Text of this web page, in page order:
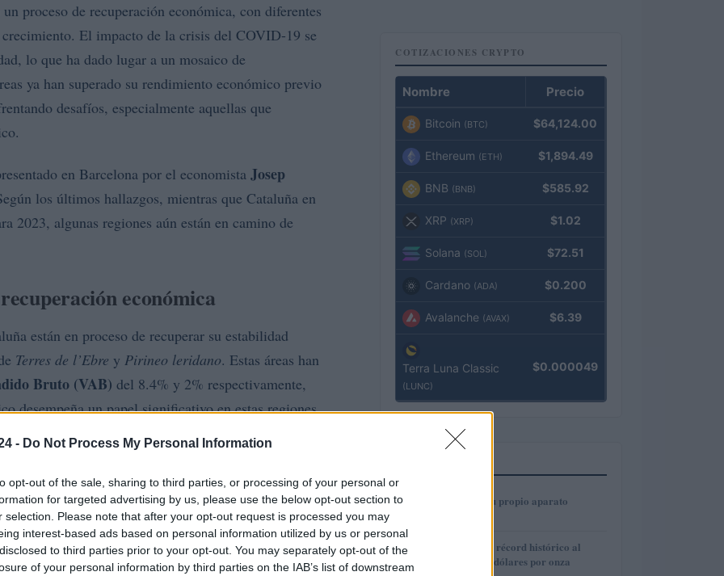
- Do Not Process My Personal Information
opt-out of the sale, sharing to third parties, or processing of your personal or
for targeted advertising by us, please use the below opt-out section to
selection. Please note that after your opt-out request is processed you may
interest-based ads based on personal information utilized by us or personal
to third parties prior to your opt-out. You may separately opt-out of the
of your personal information by third parties on the IAB’s list of downstream
un proceso de recuperación económica, con diferentes
El impacto de la crisis del COVID-19 se
lo que ha dado lugar a un mosaico de
ya han superado su rendimiento económico previo
desafíos, especialmente aquellas que
en Barcelona por el economista Josep
los últimos hallazgos, mientras que Cataluña en
2023, algunas regiones aún están en camino de
económica
están en proceso de recuperar su estabilidad
Terres de l’Ebre y Pirineo leridano. Estas áreas han
Bruto (VAB) del 8.4% y 2% respectivamente,
desempeña un papel significativo en estas regiones,
de las centrales nucleares, que representan una
COTIZACIONES CRYPTO
Nombre Precio
Bitcoin (BTC) $64,124.00
Ethereum (ETH) $1,894.49
BNB (BNB) $585.92
XRP (XRP) $1.02
Solana (SOL) $72.51
Cardano (ADA) $0.200
Avalanche (AVAX) $6.39
Terra Luna Classic
(LUNC)
$0.000049
1
Cómo construir tu propio aparato
2
El oro alcanza un récord histórico al
superar los 4.400 dólares por onza